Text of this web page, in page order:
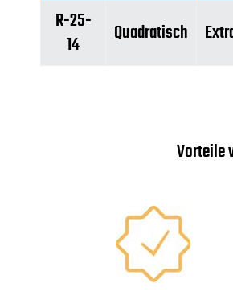
R-25-
14
Quadratisch
Vorteile